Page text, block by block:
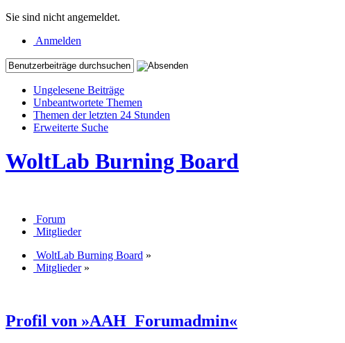
Sie sind nicht angemeldet.
Anmelden
Ungelesene Beiträge
Unbeantwortete Themen
Themen der letzten 24 Stunden
Erweiterte Suche
WoltLab Burning Board
Forum
Mitglieder
WoltLab Burning Board »
Mitglieder»
Profil von »AAH_Forumadmin«